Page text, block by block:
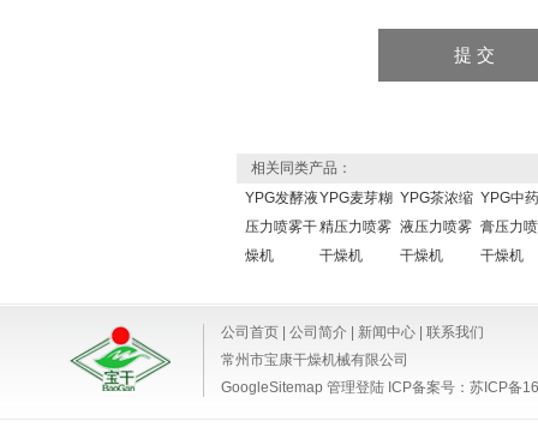
相关同类产品：
YPG发酵液
压力喷雾干
燥机
YPG麦芽糊
精压力喷雾
干燥机
YPG茶浓缩
液压力喷雾
干燥机
YPG中
膏压力
干燥机
公司首页 公司简介 新闻中心
联系我们
常州市宝康干燥机械有限公司
GoogleSitemap 管理登陆 ICP备案号： 苏ICP备